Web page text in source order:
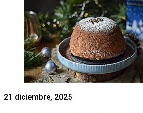
21 diciembre, 2025